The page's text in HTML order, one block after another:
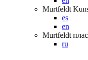
Murtfeldt
es
en
Murtfeldt
ru